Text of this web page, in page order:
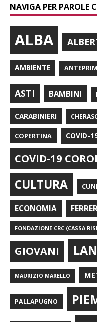
NAVIGA PER PAROLE
ALBA
AMBIENTE
ASTI BAMBINI
CARABINIERI
COPERTINA COVID-
COVID-19
CULTURA
ECONOMIA
FONDAZIONE CRC (CASSA
GIOVANI
MAURIZIO MARELLO
PALLAPUGNO